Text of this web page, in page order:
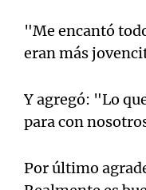
"Me encantó
eran más
Y agregó: "Lo
para con
Por último